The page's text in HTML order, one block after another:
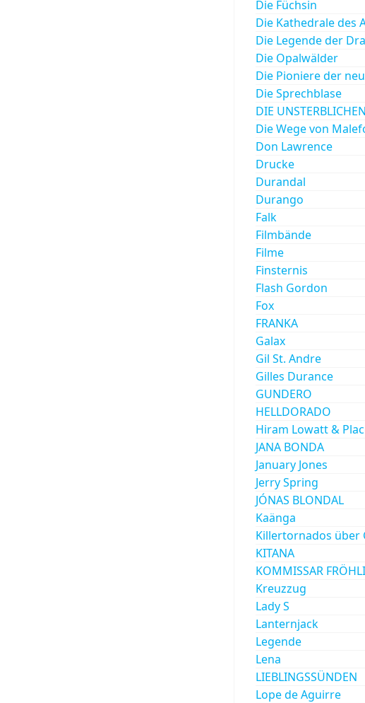
Die Füchsin
Die Kathedrale des
Die Legende der
Die Opalwälder
Die Pioniere der
Die Sprechblase
DIE UNSTERBLICHEN
Die Wege von
Don Lawrence
Drucke
Durandal
Durango
Falk
Filmbände
Filme
Finsternis
Flash Gordon
Fox
FRANKA
Galax
Gil St. Andre
Gilles Durance
GUNDERO
HELLDORADO
Hiram Lowatt &
JANA BONDA
January Jones
Jerry Spring
JÓNAS BLONDAL
Kaänga
Killertornados über
KITANA
KOMMISSAR
Kreuzzug
Lady S
Lanternjack
Legende
Lena
LIEBLINGSSÜNDEN
Lope de Aguirre